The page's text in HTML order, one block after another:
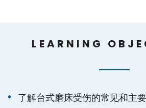
LEARNING
了解台式磨床受伤的常见和主要